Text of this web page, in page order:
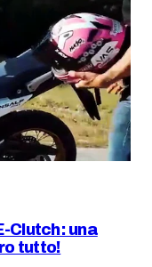
Clutch: una
tutto!